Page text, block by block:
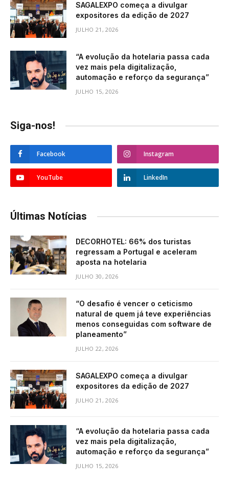
SAGALEXPO começa a divulgar
expositores da edição de 2027
JULHO 21, 2026
“A evolução da hotelaria passa cada
vez mais pela digitalização,
automação e reforço da segurança”
JULHO 15, 2026
Siga-nos!
Facebook Instagram
YouTube LinkedIn
Últimas Notícias
DECORHOTEL: 66% dos turistas
regressam a Portugal e aceleram
aposta na hotelaria
JULHO 30, 2026
“O desafio é vencer o ceticismo
natural de quem já teve experiências
menos conseguidas com software de
planeamento”
JULHO 22, 2026
SAGALEXPO começa a divulgar
expositores da edição de 2027
JULHO 21, 2026
“A evolução da hotelaria passa cada
vez mais pela digitalização,
automação e reforço da segurança”
JULHO 15, 2026